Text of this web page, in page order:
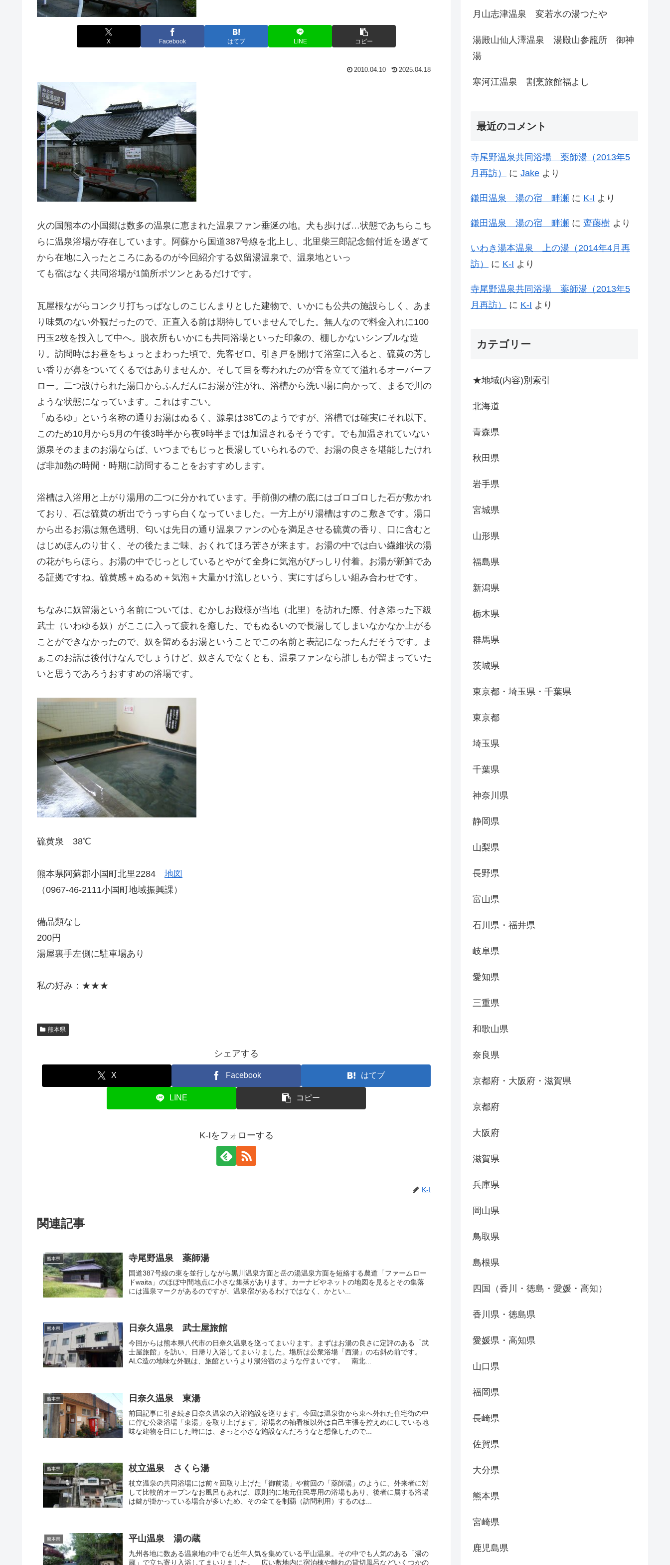
X Facebook はてブ LINE コピー
2010.04.10 2025.04.18
火の国熊本の小国郷は数多の温泉に恵まれた温泉ファン垂涎の地。犬も歩けば…状態であちらこち
らに温泉浴場が存在しています。阿蘇から国道387号線を北上し、北里柴三郎記念館付近を過ぎて
から在地に入ったところにあるのが今回紹介する奴留湯温泉で、温泉地といっ
ても宿はなく共同浴場が1箇所ポツンとあるだけです。
瓦屋根ながらコンクリ打ちっぱなしのこじんまりとした建物で、いかにも公共の施設らしく、あま
り味気のない外観だったので、正直入る前は期待していませんでした。無人なので料金入れに100
円玉2枚を投入して中へ。脱衣所もいかにも共同浴場といった印象の、棚しかないシンプルな造
り。訪問時はお昼をちょっとまわった頃で、先客ゼロ。引き戸を開けて浴室に入ると、硫黄の芳し
い香りが鼻をついてくるではありませんか。そして目を奪われたのが音を立てて溢れるオーバーフ
ロー。二つ設けられた湯口からふんだんにお湯が注がれ、浴槽から洗い場に向かって、まるで川の
ような状態になっています。これはすごい。
「ぬるゆ」という名称の通りお湯はぬるく、源泉は38℃のようですが、浴槽では確実にそれ以下。
このため10月から5月の午後3時半から夜9時半までは加温されるそうです。でも加温されていない
源泉そのままのお湯ならば、いつまでもじっと長湯していられるので、お湯の良さを堪能したけれ
ば非加熱の時間・時期に訪問することをおすすめします。
浴槽は入浴用と上がり湯用の二つに分かれています。手前側の槽の底にはゴロゴロした石が敷かれ
ており、石は硫黄の析出でうっすら白くなっていました。一方上がり湯槽はすのこ敷きです。湯口
から出るお湯は無色透明、匂いは先日の通り温泉ファンの心を満足させる硫黄の香り、口に含むと
はじめほんのり甘く、その後たまご味、おくれてほろ苦さが来ます。お湯の中では白い繊維状の湯
の花がちらほら。お湯の中でじっとしているとやがて全身に気泡がびっしり付着。お湯が新鮮であ
る証拠ですね。硫黄感＋ぬるめ＋気泡＋大量かけ流しという、実にすばらしい組み合わせです。
ちなみに奴留湯という名前については、むかしお殿様が当地（北里）を訪れた際、付き添った下級
武士（いわゆる奴）がここに入って疲れを癒した、でもぬるいので長湯してしまいなかなか上がる
ことができなかったので、奴を留めるお湯ということでこの名前と表記になったんだそうです。ま
ぁこのお話は後付けなんでしょうけど、奴さんでなくとも、温泉ファンなら誰しもが留まっていた
いと思うであろうおすすめの浴場です。
硫黄泉 38℃
熊本県阿蘇郡小国町北里2284 地図
（0967-46-2111小国町地域振興課）
備品類なし
200円
湯屋裏手左側に駐車場あり
私の好み：★★★
熊本県
シェアする
X Facebook はてブ
LINE コピー
K-Iをフォローする
K-I
関連記事
熊本県 寺尾野温泉 薬師湯
国道387号線の東を並行しながら黒川温泉方面と岳の湯温泉方面を短絡する農道「ファームロー
ドwaita」のほぼ中間地点に小さな集落があります。カーナビやネットの地図を見るとその集落
には温泉マークがあるのですが、温泉宿があるわけではなく、かとい...
熊本県 日奈久温泉 武士屋旅館
今回からは熊本県八代市の日奈久温泉を巡ってまいります。まずはお湯の良さに定評のある「武
士屋旅館」を訪い、日帰り入浴してまいりました。場所は公衆浴場「西湯」の右斜め前です。
ALC造の地味な外観は、旅館というより湯治宿のような佇まいです。 南北...
熊本県 日奈久温泉 東湯
前回記事に引き続き日奈久温泉の入浴施設を巡ります。今回は温泉街から東へ外れた住宅街の中
に佇む公衆浴場「東湯」を取り上げます。浴場名の袖看板以外は自己主張を控えめにしている地
味な建物を目にした時には、きっと小さな施設なんだろうなと想像したので...
熊本県 杖立温泉 さくら湯
杖立温泉の共同浴場には前々回取り上げた「御前湯」や前回の「薬師湯」のように、外来者に対
して比較的オープンなお風呂もあれば、原則的に地元住民専用の浴場もあり、後者に属する浴場
は鍵が掛かっている場合が多いため、その全てを制覇（訪問利用）するのは...
熊本県 平山温泉 湯の蔵
九州各地に数ある温泉地の中でも近年人気を集めている平山温泉。その中でも人気のある「湯の
蔵」で立ち寄り入浴してまいりました。 広い敷地内に宿泊棟や離れの貸切風呂などいくつかの
月山志津温泉 変若水の湯つたや
湯殿山仙人澤温泉 湯殿山参籠所 御神
湯
寒河江温泉 割烹旅館福よし
最近のコメント
寺尾野温泉共同浴場 薬師湯（2013年5
月再訪）
に Jake より
鎌田温泉 湯の宿 畔瀬 に K-I より
鎌田温泉 湯の宿 畔瀬 に 齊藤樹 より
いわき湯本温泉 上の湯（2014年4月再
訪）
に K-I より
寺尾野温泉共同浴場 薬師湯（2013年5
月再訪）
に K-I より
カテゴリー
★地域(内容)別索引
北海道
青森県
秋田県
岩手県
宮城県
山形県
福島県
新潟県
栃木県
群馬県
茨城県
東京都・埼玉県・千葉県
東京都
埼玉県
千葉県
神奈川県
静岡県
山梨県
長野県
富山県
石川県・福井県
岐阜県
愛知県
三重県
和歌山県
奈良県
京都府・大阪府・滋賀県
京都府
大阪府
滋賀県
兵庫県
岡山県
鳥取県
島根県
四国（香川・徳島・愛媛・高知）
香川県・徳島県
愛媛県・高知県
山口県
福岡県
長崎県
佐賀県
大分県
熊本県
宮崎県
鹿児島県